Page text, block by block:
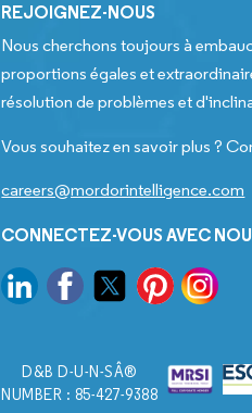
REJOIGNEZ-NOUS
Nous cherchons toujours à
proportions égales et
résolution de problèmes et
Vous souhaitez en savoir plus ?
careers@mordorintelligence.com
CONNECTEZ-VOUS AVEC
D&B D-U-N-SÂ®
NUMBER : 85-427-9388